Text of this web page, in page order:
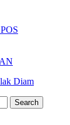
Diam